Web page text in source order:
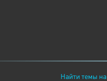
Найти темы